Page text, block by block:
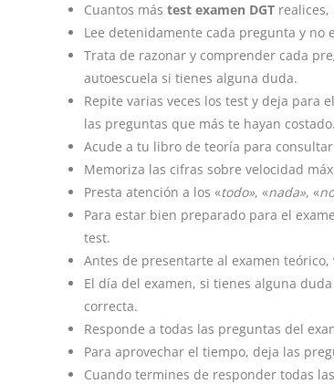
Cuantos más test examen DGT realices,
Lee detenidamente cada pregunta y no
Trata de razonar y comprender cada
autoescuela si tienes alguna duda.
Repite varias veces los test y deja para
las preguntas que más te hayan costado.
Acude a tu libro de teoría para
Memoriza las cifras sobre velocidad
Presta atención a los «todo», «nada», «
Para estar bien preparado para el
test.
Antes de presentarte al examen
El día del examen, si tienes alguna
correcta.
Responde a todas las preguntas del
Para aprovechar el tiempo, deja las
Cuando termines de responder todas